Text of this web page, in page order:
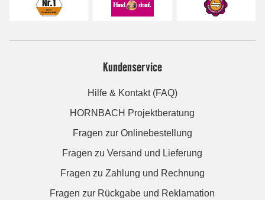
Kundenservice
Hilfe & Kontakt (FAQ)
HORNBACH Projektberatung
Fragen zur Onlinebestellung
Fragen zu Versand und Lieferung
Fragen zu Zahlung und Rechnung
Fragen zur Rückgabe und Reklamation